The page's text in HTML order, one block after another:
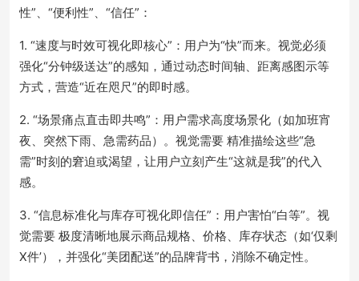
性”、“便利性”、“信任”：
1. “速度与时效可视化即核心”：用户为“快”而来。视觉必须
强化“分钟级送达”的感知，通过动态时间轴、距离感图示等
方式，营造“近在咫尺”的即时感。
2. “场景痛点直击即共鸣”：用户需求高度场景化（如加班宵
夜、突然下雨、急需药品）。视觉需要 精准描绘这些“急
需”时刻的窘迫或渴望，让用户立刻产生“这就是我”的代入
感。
3. “信息标准化与库存可视化即信任”：用户害怕“白等”。视
觉需要 极度清晰地展示商品规格、价格、库存状态（如‘仅剩
X件’），并强化“美团配送”的品牌背书，消除不确定性。